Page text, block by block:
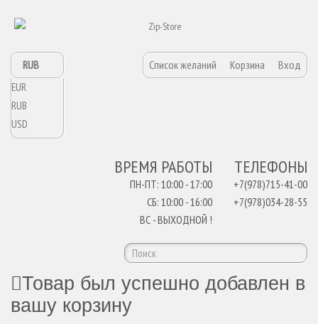
Список желаний Корзина Вход
RUB
EUR
RUB
USD
ТЕЛЕФОНЫ
+7(978)715-41-00
+7(978)034-28-55
ВРЕМЯ РАБОТЫ
ПН-ПТ: 10:00 - 17:00
СБ: 10:00 - 16:00
ВС - ВЫХОДНОЙ !
Товар был успешно добавлен в
вашу корзину